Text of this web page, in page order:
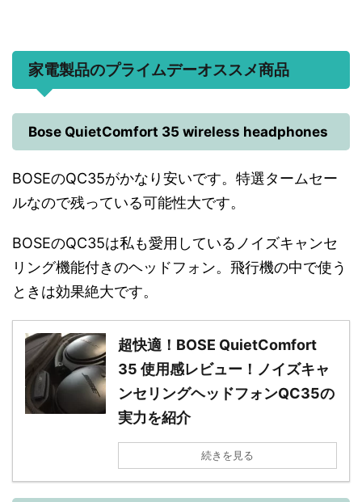
家電製品のプライムデーオススメ商品
Bose QuietComfort 35 wireless headphones
BOSEのQC35がかなり安いです。特選タームセー
ルなので残っている可能性大です。
BOSEのQC35は私も愛用しているノイズキャンセ
リング機能付きのヘッドフォン。飛行機の中で使う
ときは効果絶大です。
超快適！BOSE QuietComfort
35 使用感レビュー！ノイズキャ
ンセリングヘッドフォンQC35の
実力を紹介
続きを見る